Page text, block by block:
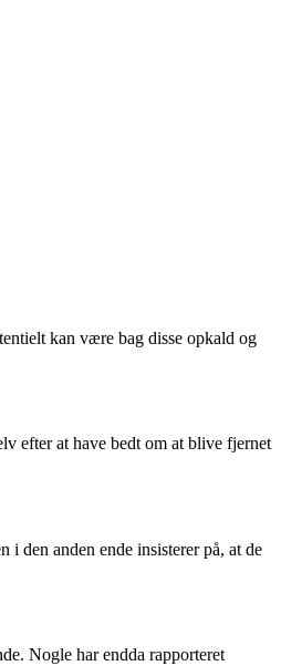
kan være bag disse opkald og
efter at have bedt om at blive fjernet
den anden ende insisterer på, at de
Nogle har endda rapporteret